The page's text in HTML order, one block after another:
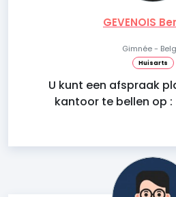
GEVENOIS
Gimnée -
Huisarts
U kunt een afspraak
kantoor te bellen op :